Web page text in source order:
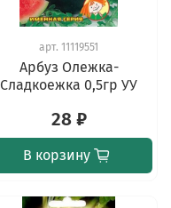
арт. 11119551
Арбуз Олежка-
Сладкоежка 0,5гр УУ
28 ₽
В корзину